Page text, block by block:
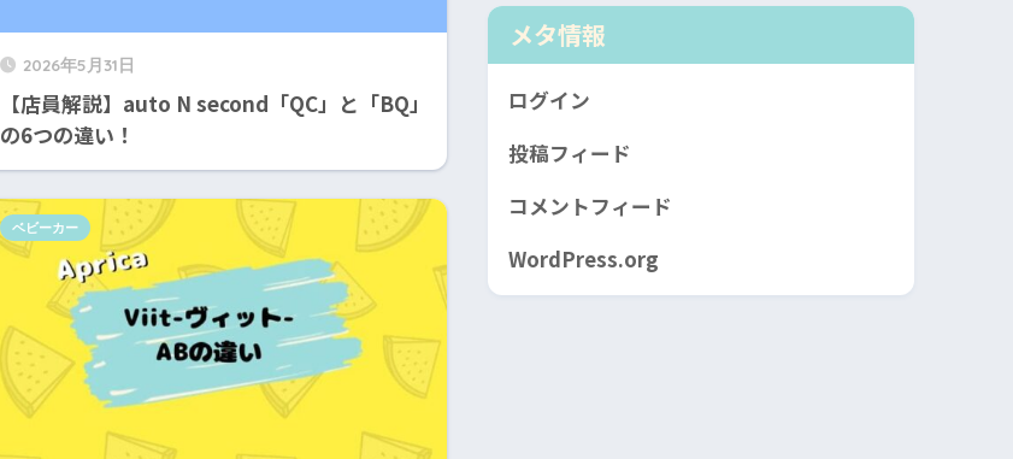
2026年5月31日
【店員解説】auto N second「QC」と「BQ」
の6つの違い！
ベビーカー
メタ情報
ログイン
投稿フィード
コメントフィード
WordPress.org